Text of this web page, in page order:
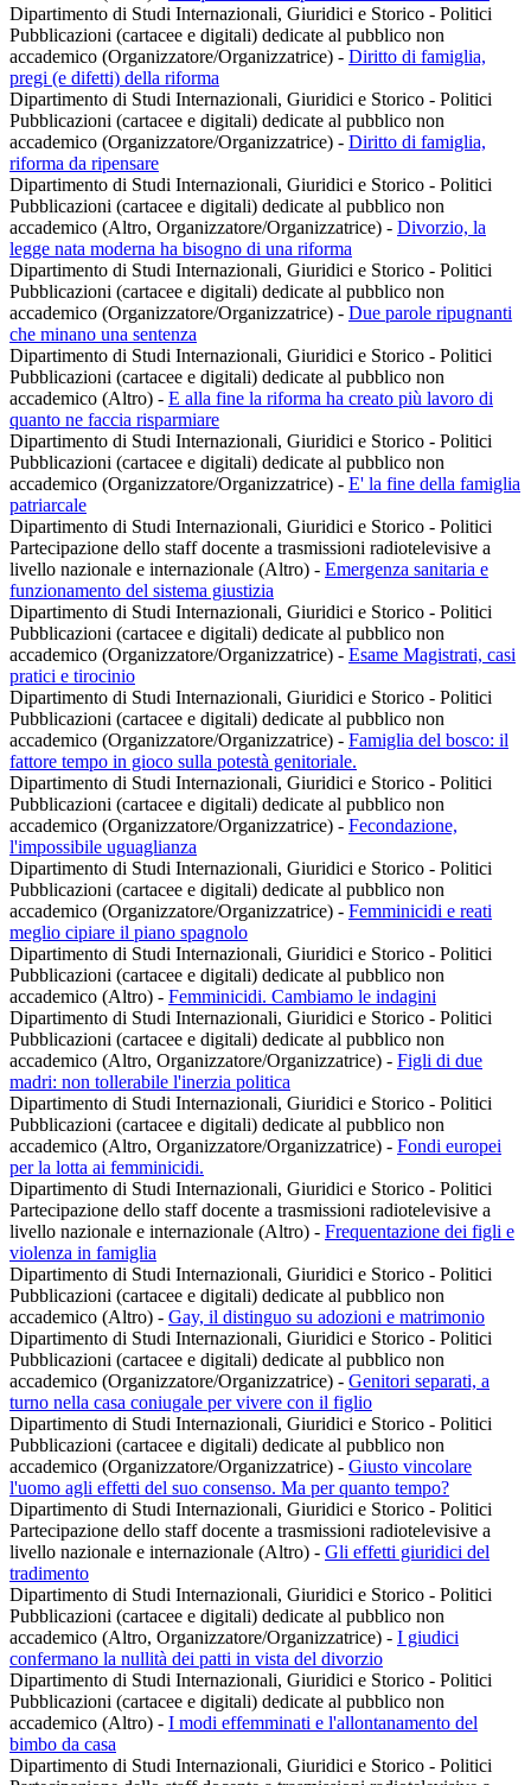
Dipartimento di Studi Internazionali, Giuridici e Storico - Politici
Pubblicazioni (cartacee e digitali) dedicate al pubblico non
accademico (Organizzatore/Organizzatrice) - Diritto di famiglia,
pregi (e difetti) della riforma
Dipartimento di Studi Internazionali, Giuridici e Storico - Politici
Pubblicazioni (cartacee e digitali) dedicate al pubblico non
accademico (Organizzatore/Organizzatrice) - Diritto di famiglia,
riforma da ripensare
Dipartimento di Studi Internazionali, Giuridici e Storico - Politici
Pubblicazioni (cartacee e digitali) dedicate al pubblico non
accademico (Altro, Organizzatore/Organizzatrice) - Divorzio, la
legge nata moderna ha bisogno di una riforma
Dipartimento di Studi Internazionali, Giuridici e Storico - Politici
Pubblicazioni (cartacee e digitali) dedicate al pubblico non
accademico (Organizzatore/Organizzatrice) - Due parole ripugnanti
che minano una sentenza
Dipartimento di Studi Internazionali, Giuridici e Storico - Politici
Pubblicazioni (cartacee e digitali) dedicate al pubblico non
accademico (Altro) - E alla fine la riforma ha creato più lavoro di
quanto ne faccia risparmiare
Dipartimento di Studi Internazionali, Giuridici e Storico - Politici
Pubblicazioni (cartacee e digitali) dedicate al pubblico non
accademico (Organizzatore/Organizzatrice) - E' la fine della famiglia
patriarcale
Dipartimento di Studi Internazionali, Giuridici e Storico - Politici
Partecipazione dello staff docente a trasmissioni radiotelevisive a
livello nazionale e internazionale (Altro) - Emergenza sanitaria e
funzionamento del sistema giustizia
Dipartimento di Studi Internazionali, Giuridici e Storico - Politici
Pubblicazioni (cartacee e digitali) dedicate al pubblico non
accademico (Organizzatore/Organizzatrice) - Esame Magistrati, casi
pratici e tirocinio
Dipartimento di Studi Internazionali, Giuridici e Storico - Politici
Pubblicazioni (cartacee e digitali) dedicate al pubblico non
accademico (Organizzatore/Organizzatrice) - Famiglia del bosco: il
fattore tempo in gioco sulla potestà genitoriale.
Dipartimento di Studi Internazionali, Giuridici e Storico - Politici
Pubblicazioni (cartacee e digitali) dedicate al pubblico non
accademico (Organizzatore/Organizzatrice) - Fecondazione,
l'impossibile uguaglianza
Dipartimento di Studi Internazionali, Giuridici e Storico - Politici
Pubblicazioni (cartacee e digitali) dedicate al pubblico non
accademico (Organizzatore/Organizzatrice) - Femminicidi e reati
meglio cipiare il piano spagnolo
Dipartimento di Studi Internazionali, Giuridici e Storico - Politici
Pubblicazioni (cartacee e digitali) dedicate al pubblico non
accademico (Altro) - Femminicidi. Cambiamo le indagini
Dipartimento di Studi Internazionali, Giuridici e Storico - Politici
Pubblicazioni (cartacee e digitali) dedicate al pubblico non
accademico (Altro, Organizzatore/Organizzatrice) - Figli di due
madri: non tollerabile l'inerzia politica
Dipartimento di Studi Internazionali, Giuridici e Storico - Politici
Pubblicazioni (cartacee e digitali) dedicate al pubblico non
accademico (Altro, Organizzatore/Organizzatrice) - Fondi europei
per la lotta ai femminicidi.
Dipartimento di Studi Internazionali, Giuridici e Storico - Politici
Partecipazione dello staff docente a trasmissioni radiotelevisive a
livello nazionale e internazionale (Altro) - Frequentazione dei figli e
violenza in famiglia
Dipartimento di Studi Internazionali, Giuridici e Storico - Politici
Pubblicazioni (cartacee e digitali) dedicate al pubblico non
accademico (Altro) - Gay, il distinguo su adozioni e matrimonio
Dipartimento di Studi Internazionali, Giuridici e Storico - Politici
Pubblicazioni (cartacee e digitali) dedicate al pubblico non
accademico (Organizzatore/Organizzatrice) - Genitori separati, a
turno nella casa coniugale per vivere con il figlio
Dipartimento di Studi Internazionali, Giuridici e Storico - Politici
Pubblicazioni (cartacee e digitali) dedicate al pubblico non
accademico (Organizzatore/Organizzatrice) - Giusto vincolare
l'uomo agli effetti del suo consenso. Ma per quanto tempo?
Dipartimento di Studi Internazionali, Giuridici e Storico - Politici
Partecipazione dello staff docente a trasmissioni radiotelevisive a
livello nazionale e internazionale (Altro) - Gli effetti giuridici del
tradimento
Dipartimento di Studi Internazionali, Giuridici e Storico - Politici
Pubblicazioni (cartacee e digitali) dedicate al pubblico non
accademico (Altro, Organizzatore/Organizzatrice) - I giudici
confermano la nullità dei patti in vista del divorzio
Dipartimento di Studi Internazionali, Giuridici e Storico - Politici
Pubblicazioni (cartacee e digitali) dedicate al pubblico non
accademico (Altro) - I modi effemminati e l'allontanamento del
bimbo da casa
Dipartimento di Studi Internazionali, Giuridici e Storico - Politici